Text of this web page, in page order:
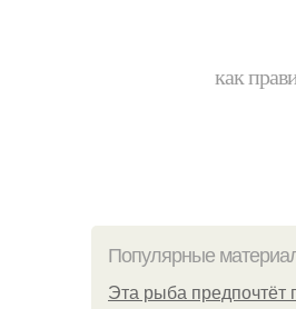
как
Популярные
Эта рыба предпочтёт